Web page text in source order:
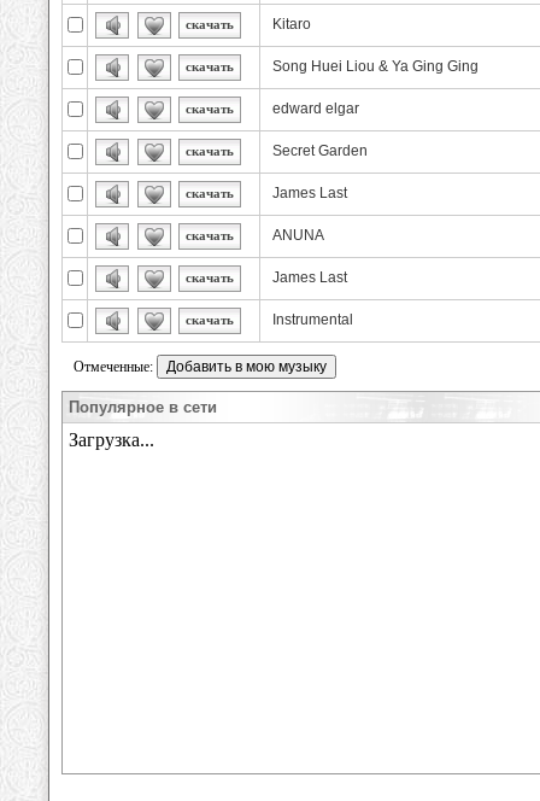
скачать Kitaro
скачать Song Huei Liou & Ya Ging Ging
скачать edward elgar
скачать Secret Garden
скачать James Last
скачать ANUNA
скачать James Last
скачать Instrumental
Отмеченные:
Популярное в сети